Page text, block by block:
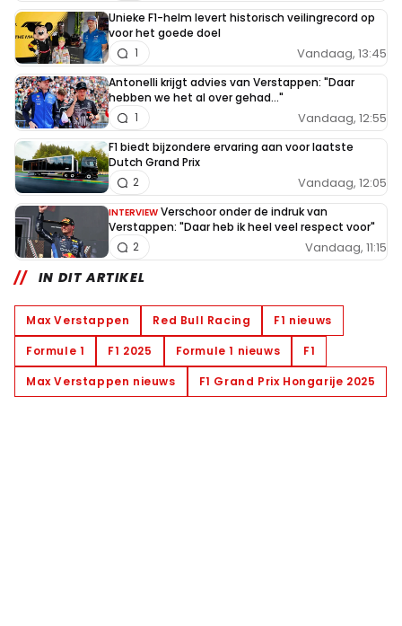
Unieke F1-helm levert historisch veilingrecord op
voor het goede doel
Vandaag, 13:45
1
Antonelli krijgt advies van Verstappen: "Daar
hebben we het al over gehad..."
Vandaag, 12:55
1
F1 biedt bijzondere ervaring aan voor laatste
Dutch Grand Prix
Vandaag, 12:05
2
INTERVIEW Verschoor onder de indruk van
Verstappen: "Daar heb ik heel veel respect voor"
Vandaag, 11:15
2
IN DIT ARTIKEL
Max Verstappen Red Bull Racing
F1 nieuws
Formule 1
F1 2025 Formule 1 nieuws
F1
Max Verstappen nieuws
F1 Grand Prix Hongarije 2025